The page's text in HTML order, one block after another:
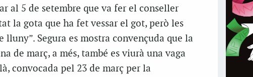
al 5 de setembre que va fer el conseller
la gota que ha fet vessar el got, però les
Segura es mostra convençuda que la
de març, a més, també es viurà una vaga
convocada pel 23 de març per la